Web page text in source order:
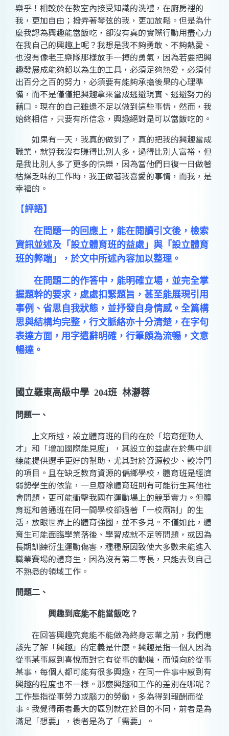
樂乎！相較於在教室內接受知識的洗禮，在廚房裡的
我，更加自由；撥弄著琴弦的我，更加放鬆。但是為什
麼我認為興趣能當飯吃，卻沒有真的實際行動用盡心力
在我自己的興趣上呢？我想是我不夠勇敢、不夠熱愛、
也沒有像老王樂隊那樣放手一搏的勇氣，因為若要把興
趣發展成能夠賴以為生的工具，必須足夠熱愛，必須付
出百分之百的努力，必須要有能夠承擔後果的心理準
備，而不是僅僅把興趣拿來當成逃避現實、逃避努力的
藉口。現在的自己雖還不足以做到這些事情，然而，我
始終相信，只要有所信念，興趣絕對是可以當飯吃的。
如果有一天，我真的做到了，真的把我的興趣當成
職業，就算我沒有賺得比別人多，過得比別人富裕，但
是我比別人多了更多的快樂，因為當他們日復一日做著
枯燥乏味的工作時，我正做著我喜愛的事情，而我，是
幸福的。
【評語】
在問題一的回應上，能在閱讀引文後，檢索
資訊並述及「設立體育班的益處」與「設立體育
班的弊端」，於文中所述內容加以整理。
在問題二的作答中，能明確立場，並完全掌
握題幹的要求，處處扣緊題旨，甚至能展現引用
事例、省思自我狀態，並抒發自身情感。全篇構
思與結構均完整，行文脈絡亦十分清楚，在字句
表達方面，用字遣辭明確，行筆頗為流暢，文意
暢達。
國立羅東高級中學 204班 林瀞蓉
問題一、
上文所述，設立體育班的目的在於「培育運動人
才」和「增加國際能見度」，其設立的益處在於集中訓
練能提供選手更好的幫助，尤其對於資源較少、較冷門
的項目。且在缺乏教育資源的偏鄉學校，體育班是經濟
弱勢學生的依靠，一旦廢除體育班則有可能衍生其他社
會問題，更可能衝擊我國在運動場上的競爭實力。但體
育班和普通班在同一間學校卻過著「一校兩制」的生
活，放眼世界上的體育強國，並不多見。不僅如此，體
育生可能面臨學業落後、學習成就不足等問題，或因為
長期訓練衍生運動傷害，種種原因致使大多數未能進入
職業賽場的體育生，因為沒有第二專長，只能去到自己
不熟悉的領域工作。
問題二、
興趣到底能不能當飯吃？
在回答興趣究竟能不能做為終身志業之前，我們應
該先了解「興趣」的定義是什麼。興趣是指一個人因為
從事某事感到喜悅而對它有從事的動機，而傾向於從事
某事，每個人都可能有很多興趣，在同一件事中感到有
興趣的程度也不一樣。那麼興趣和工作的差別在哪呢？
工作是指從事勞力或腦力的勞動，多為得到報酬而從
事。我覺得兩者最大的區別就在於目的不同，前者是為
滿足「想要」，後者是為了「需要」。